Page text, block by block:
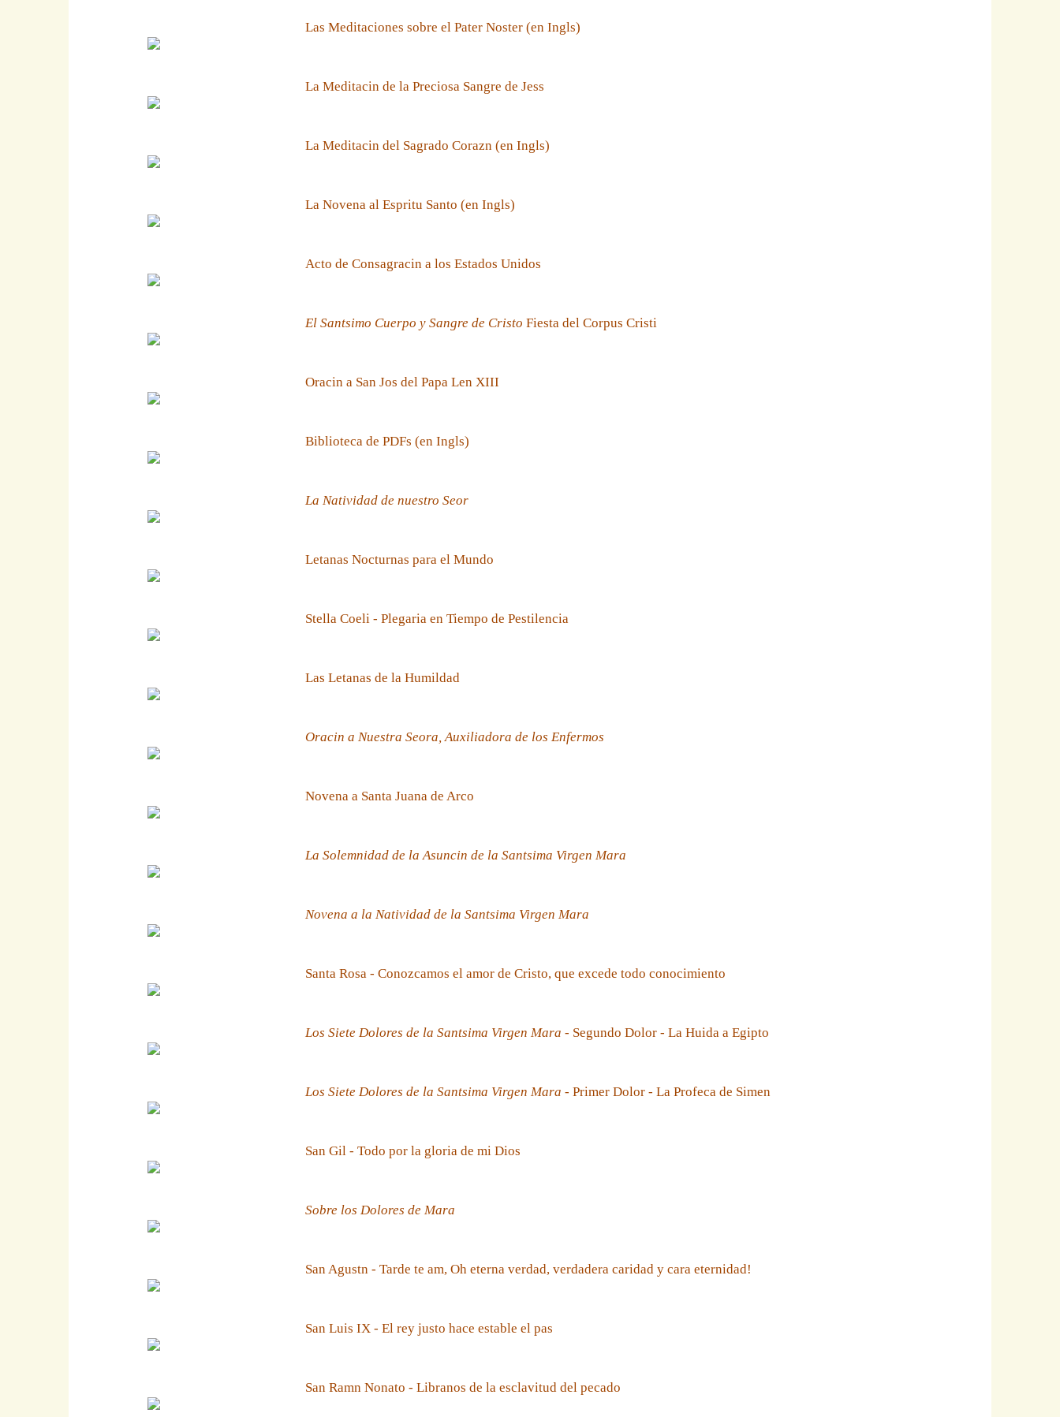
Las Meditaciones sobre el Pater Noster (en Ingls)
La Meditacin de la Preciosa Sangre de Jess
La Meditacin del Sagrado Corazn (en Ingls)
La Novena al Espritu Santo (en Ingls)
Acto de Consagracin a los Estados Unidos
El Santsimo Cuerpo y Sangre de Cristo Fiesta del Corpus Cristi
Oracin a San Jos del Papa Len XIII
Biblioteca de PDFs (en Ingls)
La Natividad de nuestro Seor
Letanas Nocturnas para el Mundo
Stella Coeli - Plegaria en Tiempo de Pestilencia
Las Letanas de la Humildad
Oracin a Nuestra Seora, Auxiliadora de los Enfermos
Novena a Santa Juana de Arco
La Solemnidad de la Asuncin de la Santsima Virgen Mara
Novena a la Natividad de la Santsima Virgen Mara
Santa Rosa - Conozcamos el amor de Cristo, que excede todo conocimiento
Los Siete Dolores de la Santsima Virgen Mara - Segundo Dolor - La Huida a Egipto
Los Siete Dolores de la Santsima Virgen Mara - Primer Dolor - La Profeca de Simen
San Gil - Todo por la gloria de mi Dios
Sobre los Dolores de Mara
San Agustn - Tarde te am, Oh eterna verdad, verdadera caridad y cara eternidad!
San Luis IX - El rey justo hace estable el pas
San Ramn Nonato - Libranos de la esclavitud del pecado